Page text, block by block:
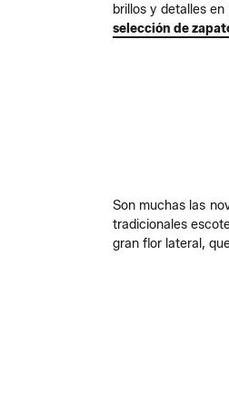
brillos y detalles
selección de
Son muchas las
tradicionales
gran flor lateral,